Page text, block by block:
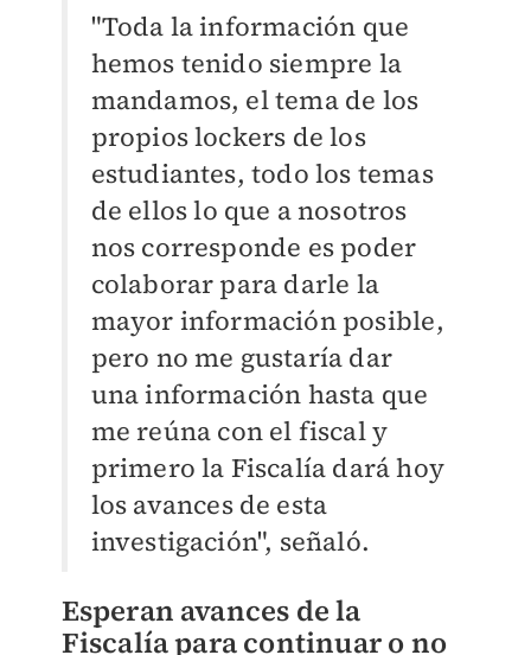
"Toda la información que
hemos tenido siempre la
mandamos, el tema de los
propios lockers de los
estudiantes, todo los temas
de ellos lo que a nosotros
nos corresponde es poder
colaborar para darle la
mayor información posible,
pero no me gustaría dar
una información hasta que
me reúna con el fiscal y
primero la Fiscalía dará hoy
los avances de esta
investigación", señaló.
Esperan avances de la
Fiscalía para continuar o no